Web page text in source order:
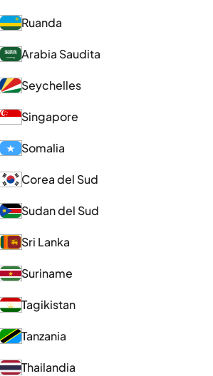
Ruanda
Arabia Saudita
Seychelles
Singapore
Somalia
Corea del Sud
Sudan del Sud
Sri Lanka
Suriname
Tagikistan
Tanzania
Thailandia